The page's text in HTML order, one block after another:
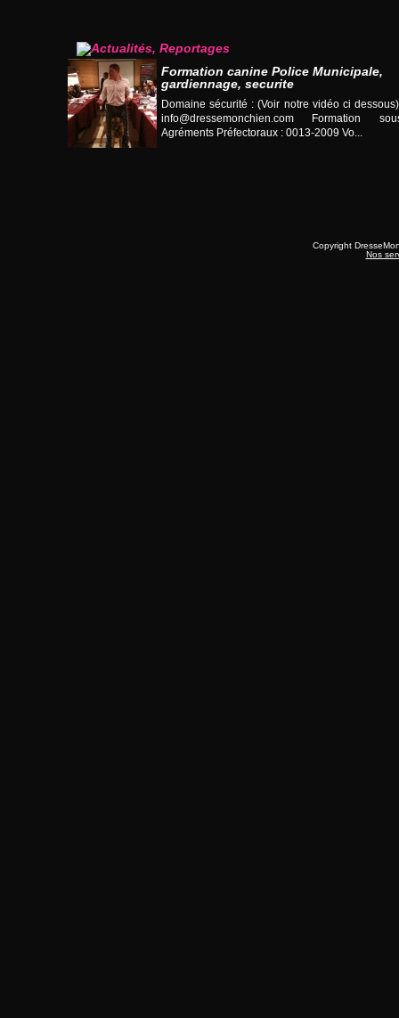
Formation canine Police Municipale,
gardiennage, securite
Domaine sécurité : (Voir notre vidéo ci
info@dressemonchien.com Formation
Agréments Préfectoraux : 0013-2009 Vo...
Copyright
Nos